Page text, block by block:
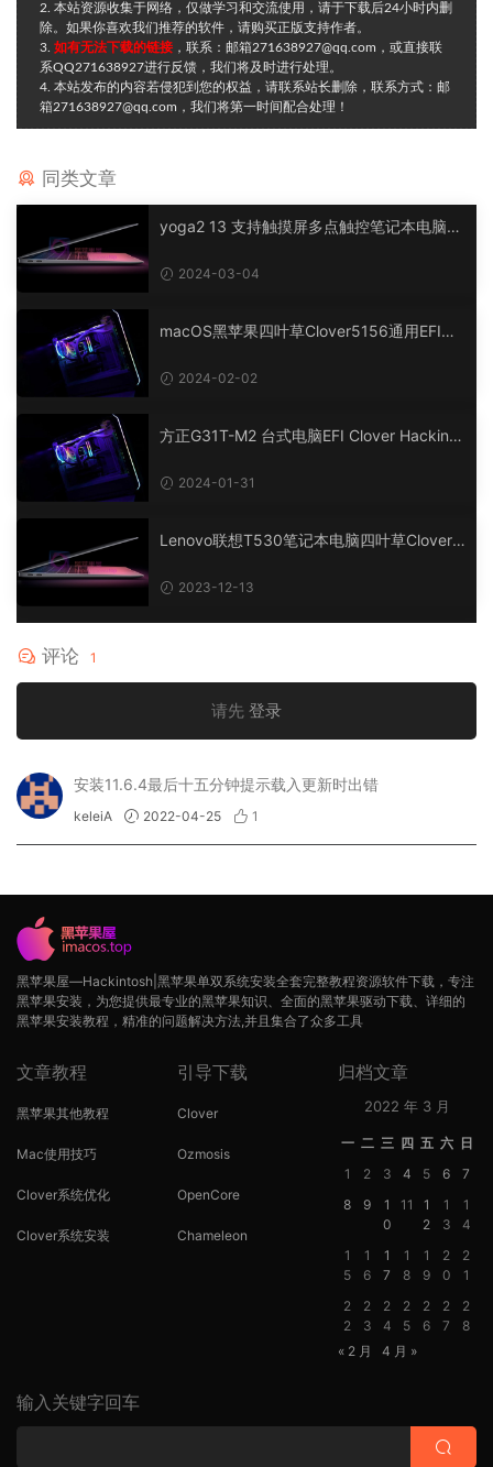
2. 本站资源收集于网络，仅做学习和交流使用，请于下载后24小时内删
除。如果你喜欢我们推荐的软件，请购买正版支持作者。
3. 如有无法下载的链接 ，联系：邮箱271638927@qq.com，或直接联
系QQ271638927进行反馈，我们将及时进行处理。
4. 本站发布的内容若侵犯到您的权益，请联系站长删除，联系方式：邮
箱271638927@qq.com，我们将第一时间配合处理！
同类文章
yoga2 13 支持触摸屏多点触控笔记本电脑四
ntosh2024-03-04
macOS黑苹果四叶草Clover5156通用EFI引
2024-02-02
方正G31T-M2 台式电脑EFI Clover Hackinto
2024-01-31
Lenovo联想T530笔记本电脑四叶草Clover r
2023-12-13
评论 1
请先 登录
安装11.6.4最后十五分钟提示载入更新时出错
keleiA 2022-04-25 1
黑苹果屋—Hackintosh|黑苹果单双系统安装全套完整教程资源软件下载，专注
黑苹果安装，为您提供最专业的黑苹果知识、全面的黑苹果驱动下载、详细的
黑苹果安装教程，精准的问题解决方法,并且集合了众多工具
文章教程
黑苹果其他教程
Mac使用技巧
Clover系统优化
Clover系统安装
引导下载
Clover
Ozmosis
OpenCore
Chameleon
归档文章
2022 年 3 月
一 二 三 四 五 六 日
1
2 3 4 5 6
7
8
9
1
0
11
1
2
1
3
1
4
1
5
1
6
1
7
1
8
1
9
2
0
2
1
2
2
2
3
2
4
2
5
2
6
2
7
2
8
« 2 月
4 月 »
输入关键字回车